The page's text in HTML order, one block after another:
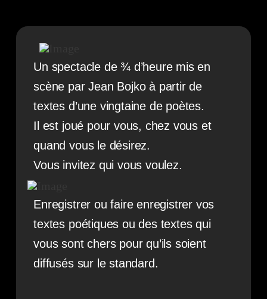
Un spectacle de ¾ d’heure mis en
scène par Jean Bojko à partir de
textes d’une vingtaine de poètes.
Il est joué pour vous, chez vous et
quand vous le désirez.
Vous invitez qui vous voulez.
Enregistrer ou faire enregistrer vos
textes poétiques ou des textes qui
vous sont chers pour qu’ils soient
diffusés sur le standard.